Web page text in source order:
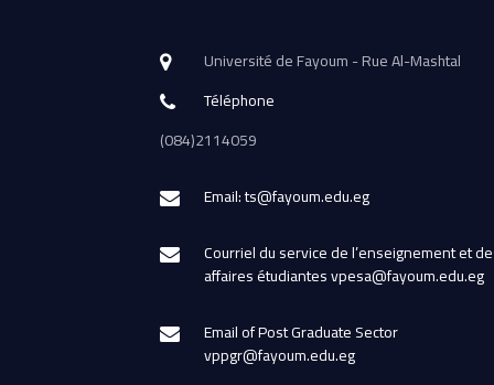
Université de Fayoum - Rue Al-Mashtal
Téléphone
(084)2114059
Email: ts@fayoum.edu.eg
Courriel du service de l’enseignement et
affaires étudiantes vpesa@fayoum.edu.eg
Email of Post Graduate Sector
vppgr@fayoum.edu.eg